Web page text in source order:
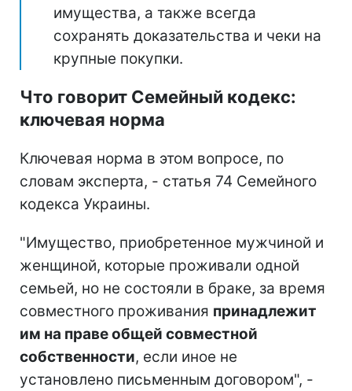
имущества, а также всегда
сохранять доказательства и чеки на
крупные покупки.
Что говорит Семейный кодекс:
ключевая норма
Ключевая норма в этом вопросе, по
словам эксперта, - статья 74 Семейного
кодекса Украины.
"Имущество, приобретенное мужчиной и
женщиной, которые проживали одной
семьей, но не состояли в браке, за время
совместного проживания принадлежит
им на праве общей совместной
собственности, если иное не
установлено письменным договором", -